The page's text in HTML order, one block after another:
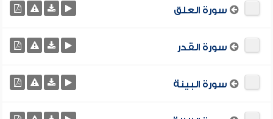
سورة العلق
سورة القدر
سورة البينة